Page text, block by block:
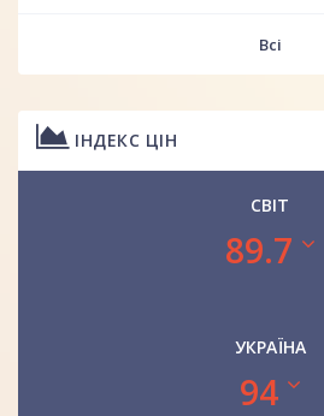
Всі
ІНДЕКС ЦІН
СВІТ
89.7
УКРАЇНА
94